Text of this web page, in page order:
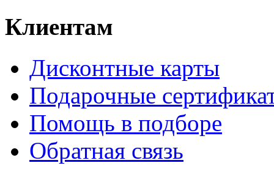
Клиентам
Дисконтные карты
Подарочные
Помощь в подборе
Обратная связь